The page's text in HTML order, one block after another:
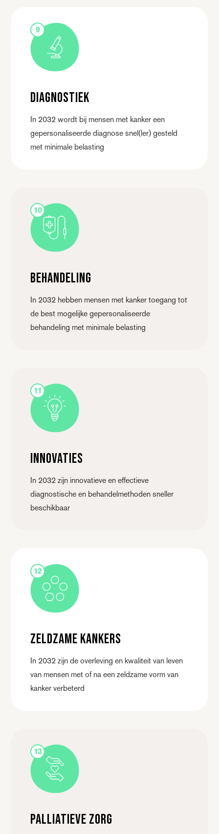
9
Diagnostiek
In 2032 wordt bij mensen met kanker een
gepersonaliseerde diagnose snel(ler) gesteld
met minimale belasting
10
Behandeling
In 2032 hebben mensen met kanker toegang tot
de best mogelijke gepersonaliseerde
behandeling met minimale belasting
11
Innovaties
In 2032 zijn innovatieve en effectieve
diagnostische en behandelmethoden sneller
beschikbaar
12
Zeldzame kankers
In 2032 zijn de overleving en kwaliteit van leven
van mensen met of na een zeldzame vorm van
kanker verbeterd
13
Palliatieve zorg